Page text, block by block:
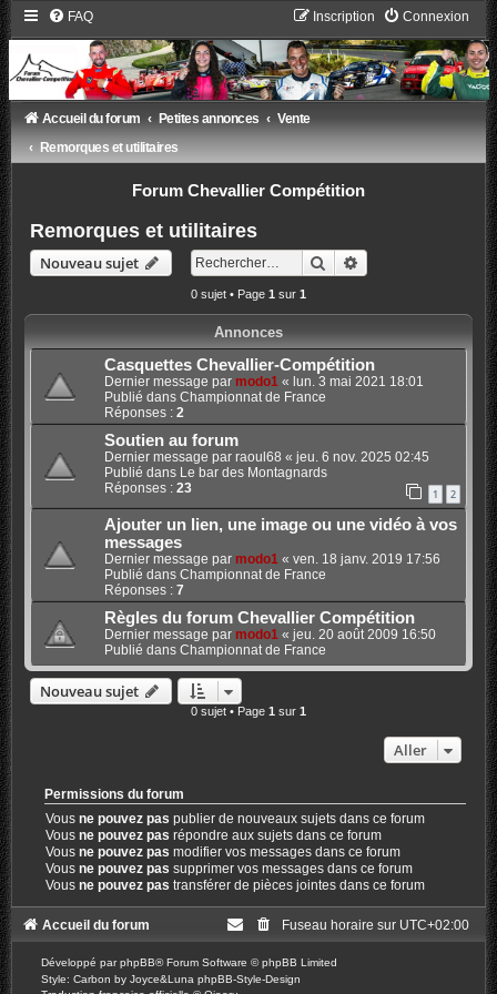
FAQ Connexion
Inscription
Accueil du forum Petites annonces
Vente
Remorques et utilitaires
Forum Chevallier Compétition
Remorques et utilitaires
Nouveau sujet RechercherRecherche avancée
0 sujet • Page 1 sur 1
Annonces
Casquettes Chevallier-Compétition
Dernier message par modo1« lun. 3 mai 2021 18:01
Publié dans Championnat de France
Réponses : 2
Soutien au forum
Dernier message par raoul68 « jeu. 6 nov. 2025 02:45
Publié dans Le bar des Montagnards
Réponses : 23 1 2
Ajouter un lien, une image ou une vidéo à vos
messages
Dernier message par modo1 « ven. 18 janv. 2019 17:56
Publié dans Championnat de France
Réponses : 7
Règles du forum Chevallier Compétition
Dernier message par modo1 « jeu. 20 août 2009 16:50
Publié dans Championnat de France
Nouveau sujet
0 sujet • Page 1 sur 1
Aller
Permissions du forum
Vousne pouvez pas publier de nouveaux sujets dans ce forum
Vousne pouvez pas répondre aux sujets dans ce forum
Vousne pouvez pas modifier vos messages dans ce forum
Vousne pouvez pas supprimer vos messages dans ce forum
Vousne pouvez pas transférer de pièces jointes dans ce forum
Accueil du forum Fuseau horaire sur UTC+02:00
Développé parphpBB® Forum Software © phpBB Limited
Style: Carbon by Joyce&Luna phpBB-Style-Design